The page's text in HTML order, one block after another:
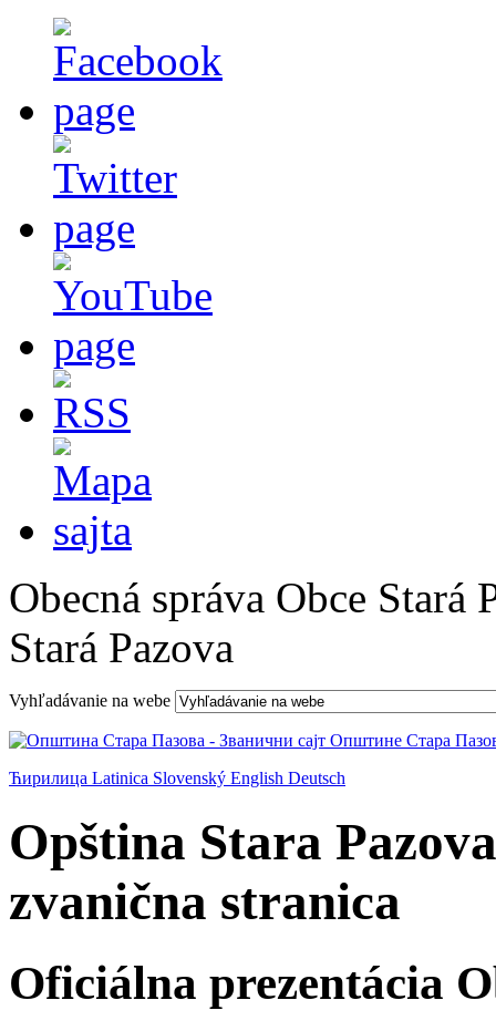
Obecná správa Obce Stará
Stará Pazova
Vyhľadávanie na webe
Ћирилица Latinica Slovenský English Deutsch
Opština Stara
zvanična stranica
Oficiálna prezentácia